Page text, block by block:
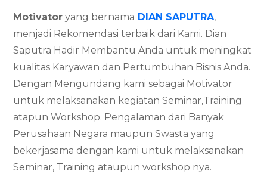
Motivator yang bernama DIAN SAPUTRA,
menjadi Rekomendasi terbaik dari Kami. Dian
Saputra Hadir Membantu Anda untuk meningkat
kualitas Karyawan dan Pertumbuhan Bisnis Anda.
Dengan Mengundang kami sebagai Motivator
untuk melaksanakan kegiatan Seminar,Training
atapun Workshop. Pengalaman dari Banyak
Perusahaan Negara maupun Swasta yang
bekerjasama dengan kami untuk melaksanakan
Seminar, Training ataupun workshop nya.